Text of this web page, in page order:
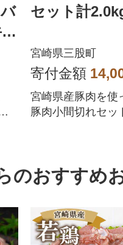
セット計
宮崎県三股町
寄付金額
宮崎県産豚肉を使
豚肉小間切れセッ
のおすすめ